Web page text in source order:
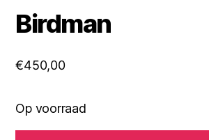
Birdman
€450,00
Op voorraad